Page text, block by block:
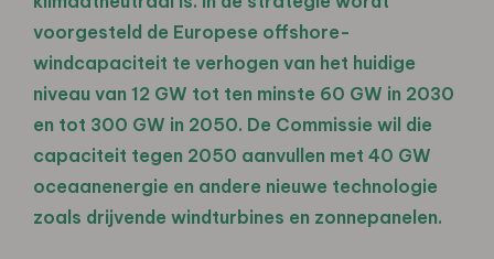
voorgesteld de Europese offshore-
windcapaciteit te verhogen van het huidige
niveau van 12 GW tot ten minste 60 GW in 2030
en tot 300 GW in 2050. De Commissie wil die
capaciteit tegen 2050 aanvullen met 40 GW
oceaanenergie en andere nieuwe technologie
zoals drijvende windturbines en zonnepanelen.